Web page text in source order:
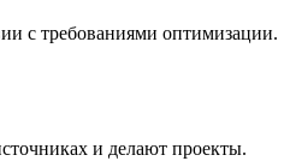
с требованиями оптимизации.
и делают проекты.